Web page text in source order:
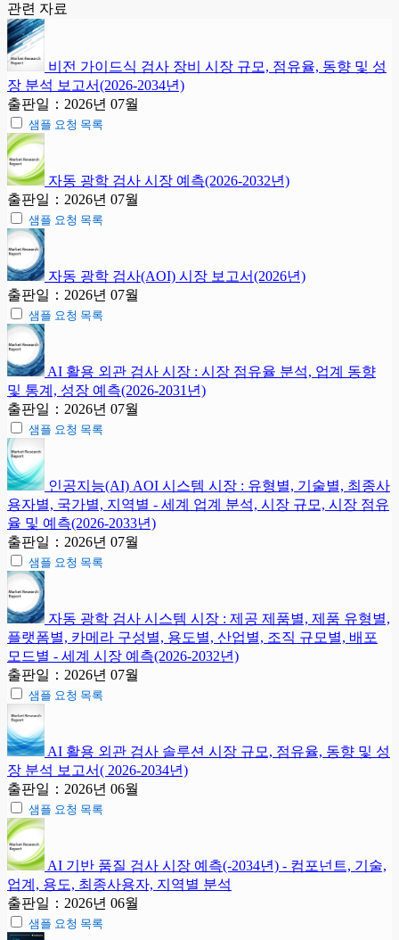
관련 자료
비전 가이드식 검사 장비 시장 규모, 점유율, 동향 및 성
장 분석 보고서(2026-2034년)
출판일：2026년 07월
샘플 요청 목록
자동 광학 검사 시장 예측(2026-2032년)
출판일：2026년 07월
샘플 요청 목록
자동 광학 검사(AOI) 시장 보고서(2026년)
출판일：2026년 07월
샘플 요청 목록
AI 활용 외관 검사 시장 : 시장 점유율 분석, 업계 동향
및 통계, 성장 예측(2026-2031년)
출판일：2026년 07월
샘플 요청 목록
인공지능(AI) AOI 시스템 시장 : 유형별, 기술별, 최종사
용자별, 국가별, 지역별 - 세계 업계 분석, 시장 규모, 시장 점유
율 및 예측(2026-2033년)
출판일：2026년 07월
샘플 요청 목록
자동 광학 검사 시스템 시장 : 제공 제품별, 제품 유형별,
플랫폼별, 카메라 구성별, 용도별, 산업별, 조직 규모별, 배포
모드별 - 세계 시장 예측(2026-2032년)
출판일：2026년 07월
샘플 요청 목록
AI 활용 외관 검사 솔루션 시장 규모, 점유율, 동향 및 성
장 분석 보고서( 2026-2034년)
출판일：2026년 06월
샘플 요청 목록
AI 기반 품질 검사 시장 예측(-2034년) - 컴포넌트, 기술,
업계, 용도, 최종사용자, 지역별 분석
출판일：2026년 06월
샘플 요청 목록